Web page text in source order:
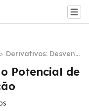
> Derivativos: Desvend
e o Potencial de Ala
vancagem e Proteçã
o
Potencial de